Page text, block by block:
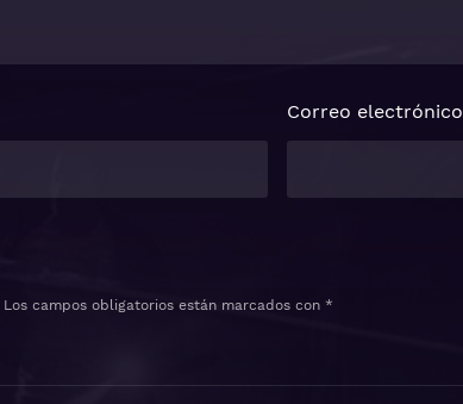
Los campos obligatorios están marcados con *
Correo electrónico